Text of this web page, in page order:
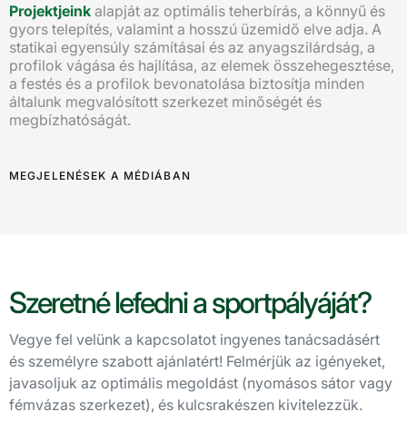
Projektjeink alapját az optimális teherbírás, a könnyű és
gyors telepítés, valamint a hosszú üzemidő elve adja. A
statikai egyensúly számításai és az anyagszilárdság, a
profilok vágása és hajlítása, az elemek összehegesztése,
a festés és a profilok bevonatolása biztosítja minden
általunk megvalósított szerkezet minőségét és
megbízhatóságát.
MEGJELENÉSEK A MÉDIÁBAN
Szeretné lefedni a sportpályáját?
Vegye fel velünk a kapcsolatot ingyenes tanácsadásért
és személyre szabott ajánlatért! Felmérjük az igényeket,
javasoljuk az optimális megoldást (nyomásos sátor vagy
fémvázas szerkezet), és kulcsrakészen kivitelezzük.